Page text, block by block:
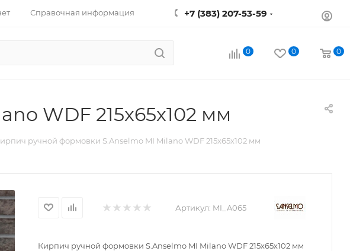
Справочная информация +7 (383) 207-53-59
0 0 0
WDF 215х65х102 мм
ручной формовки S.Anselmo MI Milano WDF 215х65х102 мм
Артикул: MI_A065
Кирпич ручной формовки S.Anselmo MI Milano WDF 215х65х102 мм